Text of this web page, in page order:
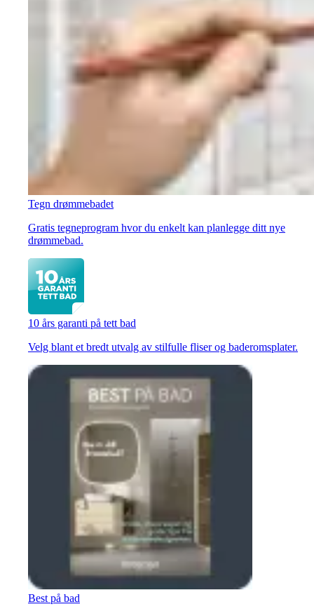
Tegn drømmebadet
Gratis tegneprogram hvor du enkelt kan planlegge ditt nye
drømmebad.
10 års garanti på tett bad
Velg blant et bredt utvalg av stilfulle fliser og baderomsplater.
Best på bad